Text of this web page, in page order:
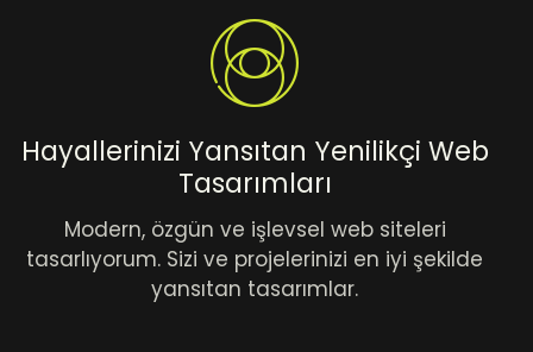
Hayallerinizi Yansıtan Yenilikçi Web
Tasarımları
Modern, özgün ve işlevsel web siteleri
tasarlıyorum. Sizi ve projelerinizi en iyi şekilde
yansıtan tasarımlar.